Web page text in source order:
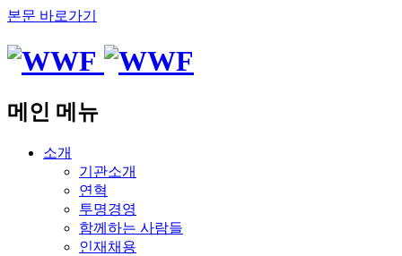
본문 바로가기
메인 메뉴
소개
기관소개
연혁
투명경영
함께하는 사람들
인재채용